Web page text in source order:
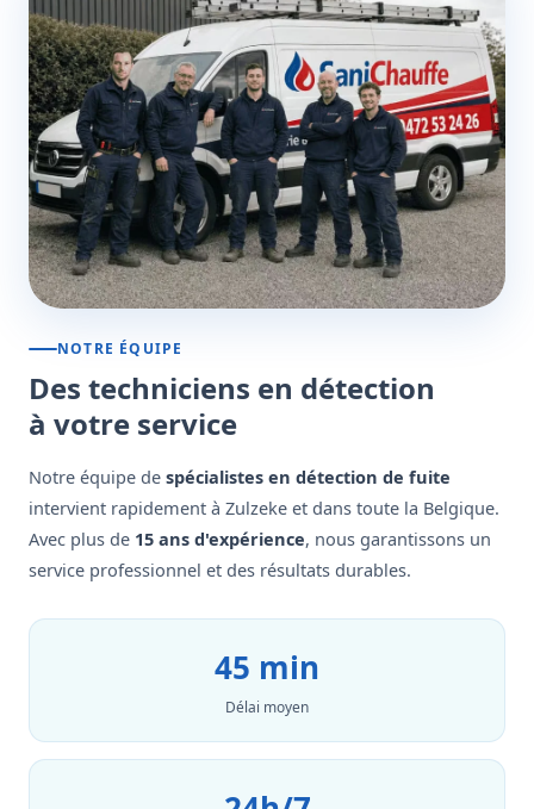
NOTRE ÉQUIPE
Des techniciens en détection
à votre service
Notre équipe de spécialistes en détection de fuite
intervient rapidement à Zulzeke et dans toute la Belgique.
Avec plus de 15 ans d'expérience, nous garantissons un
service professionnel et des résultats durables.
45 min
Délai moyen